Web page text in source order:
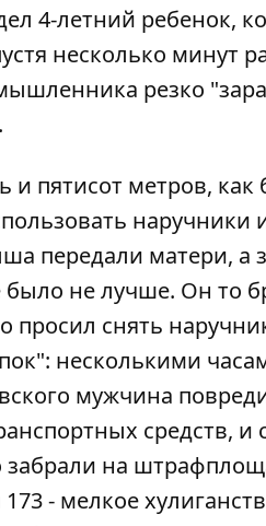
4-летний ребенок,
несколько минут
резко
и пятисот метров,
наручники
передали матери, а
было не лучше. Он то
просил снять
несколькими
мужчина
средств,
на
- мелкое